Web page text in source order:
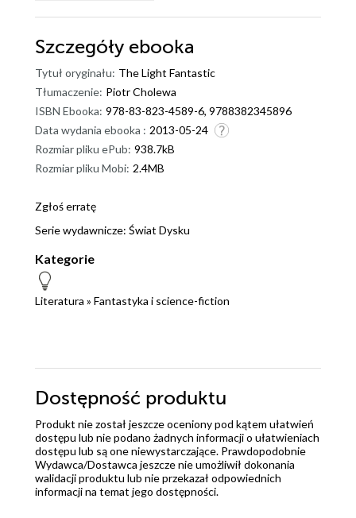
Szczegóły ebooka
Tytuł oryginału: The Light Fantastic
Tłumaczenie: Piotr Cholewa
ISBN Ebooka: 978-83-823-4589-6, 9788382345896
Data wydania ebooka : 2013-05-24
Rozmiar pliku ePub: 938.7kB
Rozmiar pliku Mobi: 2.4MB
Zgłoś erratę
Serie wydawnicze: Świat Dysku
Kategorie
Literatura » Fantastyka i science-fiction
Dostępność produktu
Produkt nie został jeszcze oceniony pod kątem ułatwień
dostępu lub nie podano żadnych informacji o ułatwieniach
dostępu lub są one niewystarczające. Prawdopodobnie
Wydawca/Dostawca jeszcze nie umożliwił dokonania
walidacji produktu lub nie przekazał odpowiednich
informacji na temat jego dostępności.